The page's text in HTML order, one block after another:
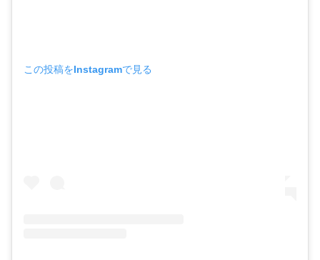
この投稿をInstagramで見る